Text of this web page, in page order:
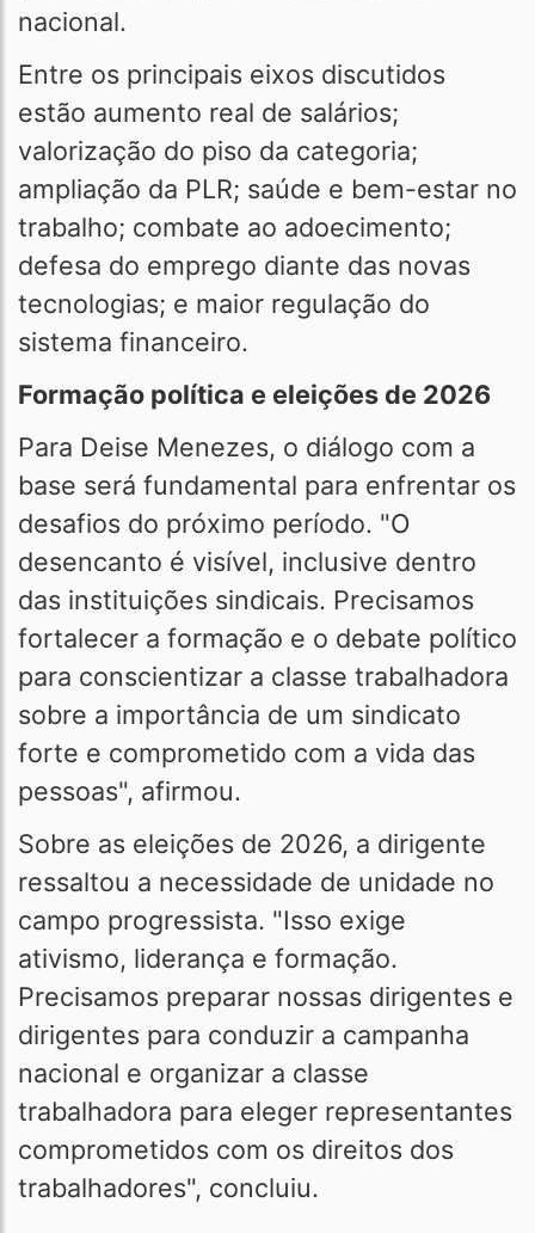
nacional.
Entre os principais eixos discutidos
estão aumento real de salários;
valorização do piso da categoria;
ampliação da PLR; saúde e bem-estar no
trabalho; combate ao adoecimento;
defesa do emprego diante das novas
tecnologias; e maior regulação do
sistema financeiro.
Formação política e eleições de 2026
Para Deise Menezes, o diálogo com a
base será fundamental para enfrentar os
desafios do próximo período. "O
desencanto é visível, inclusive dentro
das instituições sindicais. Precisamos
fortalecer a formação e o debate político
para conscientizar a classe trabalhadora
sobre a importância de um sindicato
forte e comprometido com a vida das
pessoas", afirmou.
Sobre as eleições de 2026, a dirigente
ressaltou a necessidade de unidade no
campo progressista. "Isso exige
ativismo, liderança e formação.
Precisamos preparar nossas dirigentes e
dirigentes para conduzir a campanha
nacional e organizar a classe
trabalhadora para eleger representantes
comprometidos com os direitos dos
trabalhadores", concluiu.